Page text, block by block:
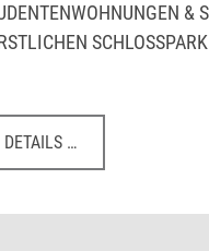
&
DETAILS …